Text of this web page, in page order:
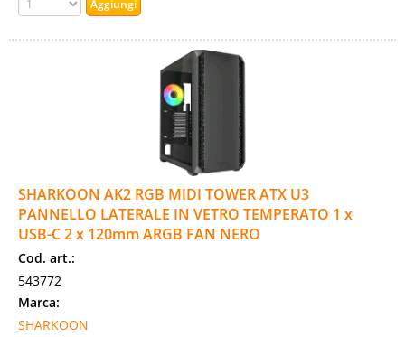
SHARKOON AK2 RGB MIDI TOWER ATX U3
PANNELLO LATERALE IN VETRO TEMPERATO 1 x
USB-C 2 x 120mm ARGB FAN NERO
Cod. art.:
543772
Marca:
SHARKOON